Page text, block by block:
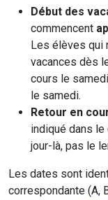
Début des
commencent
Les élèves qui
vacances dès
cours le
le samedi.
Retour en
indiqué dans
jour-là, pas le
Les dates sont
correspondante (A,